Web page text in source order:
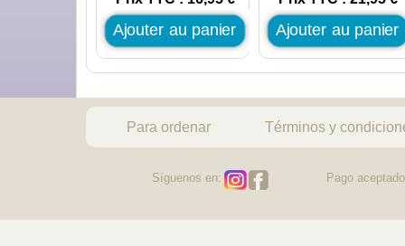
Ajouter au panier Ajouter au panier
Para ordenar Términos y
Síguenos en: Pago